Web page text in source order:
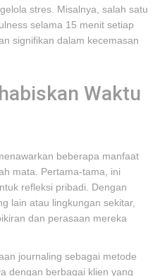
stres. Misalnya, salah satu
selama 15 menit setiap
signifikan dalam kecemasan
Waktu
beberapa manfaat
mata. Pertama-tama, ini
refleksi pribadi. Dengan
lain atau lingkungan sekitar,
dan perasaan mereka
journaling sebagai metode
dengan berbagai klien yang